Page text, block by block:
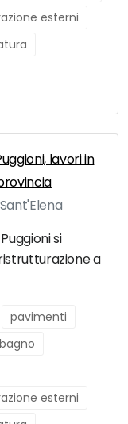
esterni
lavori in
si
a
pavimenti
esterni